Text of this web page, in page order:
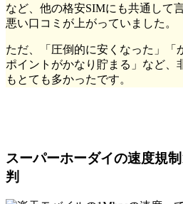
など、他の格安SIMにも共通して
悪い口コミが上がっていました。
ただ、「圧倒的に安くなった」「
ポイントがかなり貯まる」など、
もとても多かったです。
スーパーホーダイの速度規
判